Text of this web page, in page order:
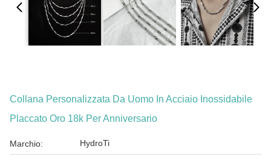
Collana Personalizzata Da Uomo In Acciaio Inossidabile
Placcato Oro 18k Per Anniversario
Marchio: HydroTi